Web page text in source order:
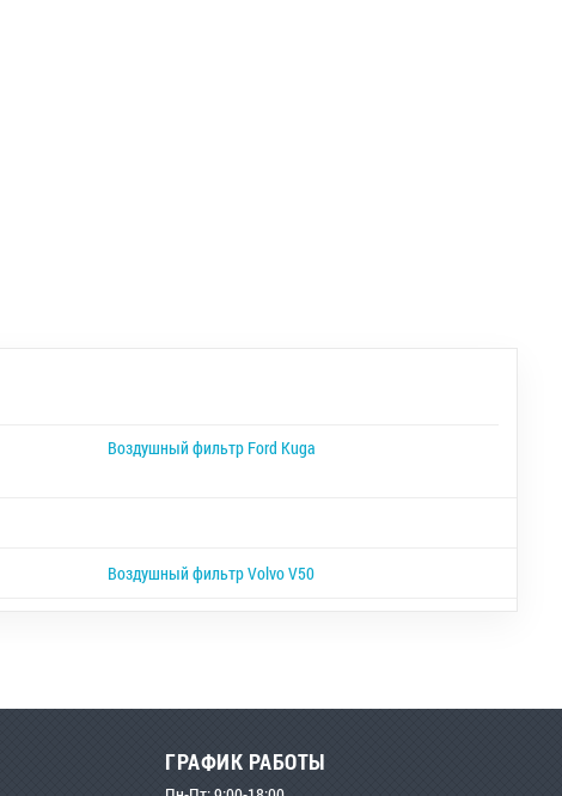
Воздушный фильтр Ford Kuga
Воздушный фильтр Volvo V50
ГРАФИК РАБОТЫ